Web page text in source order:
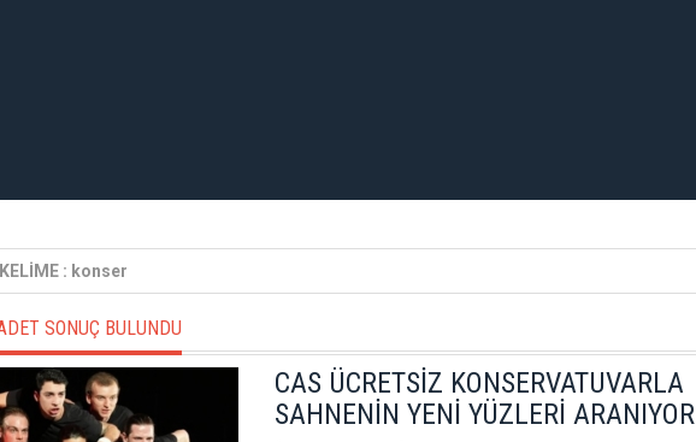
: konser
SONUÇ BULUNDU
CAS ÜCRETSİZ KONSERVATUVARLA
SAHNENİN YENİ YÜZLERİ ARANIYOR